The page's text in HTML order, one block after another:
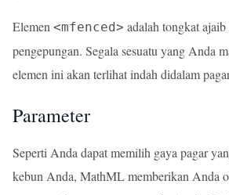
Elemen <mfenced> adalah tongkat
pengepungan. Segala sesuatu yang Anda
elemen ini akan terlihat indah didalam
Parameter
Seperti Anda dapat memilih gaya pagar
kebun Anda, MathML memberikan Anda